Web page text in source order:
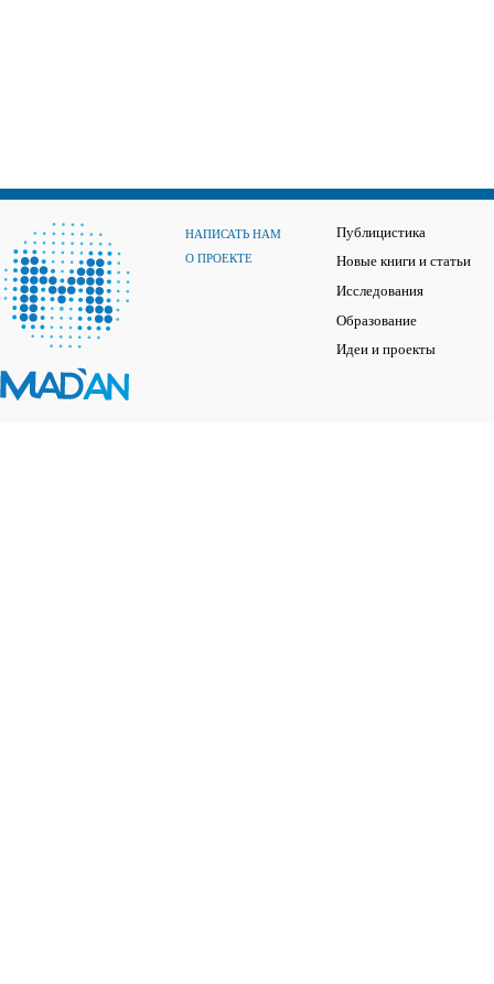
НАПИСАТЬ НАМ
О ПРОЕКТЕ
Публицистика
Новые книги и статьи
Исследования
Образование
Идеи и проекты